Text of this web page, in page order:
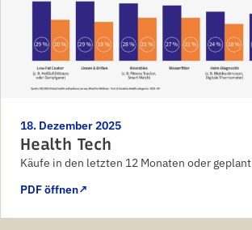
18. Dezember 2025
Health Tech
Käufe in den letzten 12 Monaten oder geplant
PDF öffnen↗